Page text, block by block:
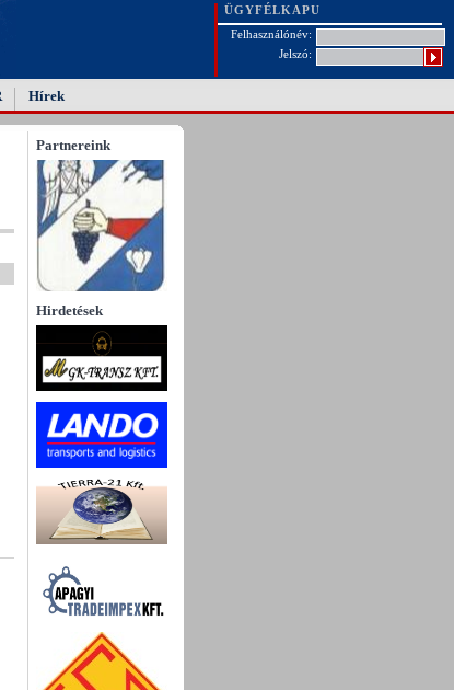
ÜGYFÉLKAPU
Felhasználónév:
Jelszó:
Hírek
Partnereink
Hirdetések